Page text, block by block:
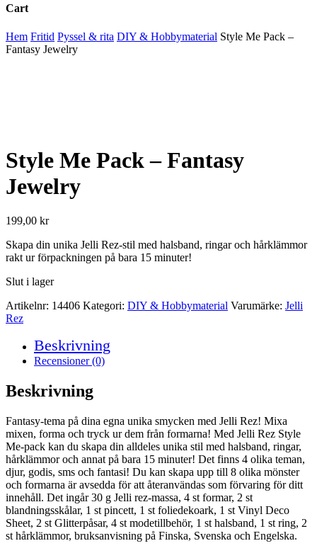
Cart
Close
Cart
Hem Fritid Pyssel & rita DIY & Hobbymaterial Style Me Pack –
Fantasy Jewelry
Style Me Pack – Fantasy
Jewelry
199,00 kr
Skapa din unika Jelli Rez-stil med halsband, ringar och hårklämmor
rakt ur förpackningen på bara 15 minuter!
Slut i lager
Artikelnr: 14406 Kategori: DIY & Hobbymaterial Varumärke: Jelli
Rez
Beskrivning
Recensioner (0)
Beskrivning
Fantasy-tema på dina egna unika smycken med Jelli Rez! Mixa
mixen, forma och tryck ur dem från formarna! Med Jelli Rez Style
Me-pack kan du skapa din alldeles unika stil med halsband, ringar,
hårklämmor och annat på bara 15 minuter! Det finns 4 olika teman,
djur, godis, sms och fantasi! Du kan skapa upp till 8 olika mönster
och formarna är avsedda för att återanvändas som förvaring för ditt
innehåll. Det ingår 30 g Jelli rez-massa, 4 st formar, 2 st
blandningsskålar, 1 st pincett, 1 st foliedekoark, 1 st Vinyl Deco
Sheet, 2 st Glitterpåsar, 4 st modetillbehör, 1 st halsband, 1 st ring, 2
st hårklämmor, bruksanvisning på Finska, Svenska och Engelska.